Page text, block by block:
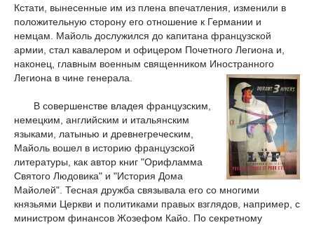
Кстати, вынесенные им из плена впечатления, изменили в
положительную сторону его отношение к Германии и
немцам. Майоль дослужился до капитана французской
армии, стал кавалером и офицером Почетного Легиона и,
наконец, главным военным священником Иностранного
Легиона в чине генерала.
В совершенстве владея французским,
немецким, английским и итальянским
языками, латынью и древнегреческим,
Майоль вошел в историю французской
литературы, как автор книг "Орифламма
Святого Людовика" и "История Дома
Майолей". Тесная дружба связывала его со многими
князьями Церкви и политиками правых взглядов, например, с
министром финансов Жозефом Кайо. По секретному